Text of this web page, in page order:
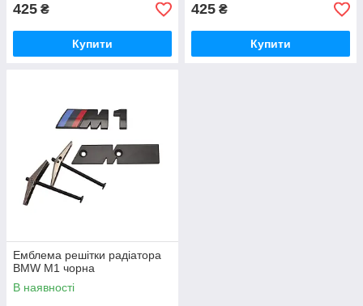
425 ₴
Купити
425 ₴
Купити
Емблема решітки радіатора
BMW M1 чорна
В наявності